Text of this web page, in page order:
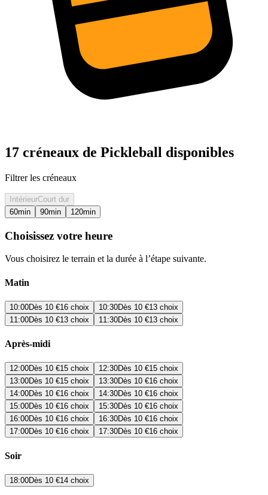
17 créneaux de Pickleball disponibles
Filtrer les créneaux
IntérieurCourt dur
60min 90min 120min
Choisissez votre heure
Vous choisirez le terrain et la durée à l’étape suivante.
Matin
10:00Dès 10 €16 choix 10:30Dès 10 €13 choix
11:00Dès 10 €13 choix 11:30Dès 10 €13 choix
Après-midi
12:00Dès 10 €15 choix 12:30Dès 10 €15 choix
13:00Dès 10 €15 choix 13:30Dès 10 €16 choix
14:00Dès 10 €16 choix 14:30Dès 10 €16 choix
15:00Dès 10 €16 choix 15:30Dès 10 €16 choix
16:00Dès 10 €16 choix 16:30Dès 10 €16 choix
17:00Dès 10 €16 choix 17:30Dès 10 €16 choix
Soir
18:00Dès 10 €14 choix